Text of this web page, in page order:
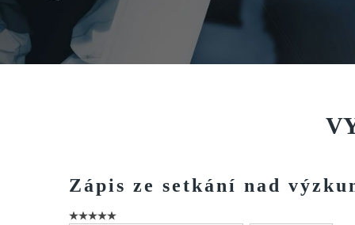
Zápis ze setkání nad